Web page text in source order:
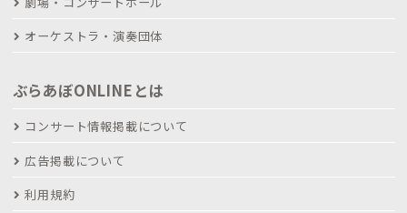
オーケストラ・演奏団体
ぶらあぼONLINEとは
コンサート情報掲載について
広告掲載について
利用規約